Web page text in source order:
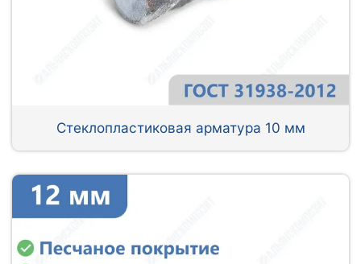
Стеклопластиковая арматура 10 мм